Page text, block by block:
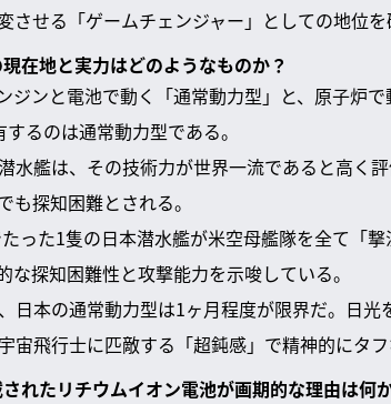
せる「ゲームチェンジャー」としての地位を
在地と実力はどのようなものか？
ジンと電池で動く「通常動力型」と、原子炉
るのは通常動力型である。
水艦は、その技術力が世界一流であると高く
も探知困難とされる。
った1隻の日本潜水艦が米空母艦隊を全て「
探知困難性と攻撃能力を示唆している。
日本の通常動力型は1ヶ月程度が限界だ。日光
宙飛行士に匹敵する「超鈍感」で精神的にタフ
れたリチウムイオン電池が画期的な理由は何